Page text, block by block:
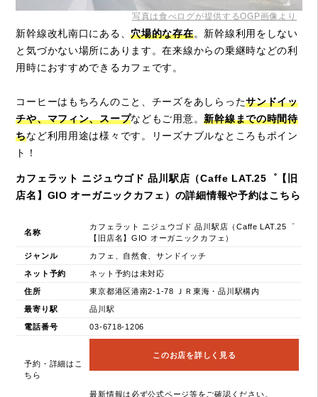
写真は食べログが提供するOGP画像より
新幹線改札南口にある、穴場的な存在。新幹線利用をしない
と気づかない場所にあります。在来線からの乗継時などの利
用時におすすめできるカフェです。
コーヒーはもちろんのこと、チーズをあしらったサンドイッ
チや、マフィン、スープなどもご用意。新幹線までの時間待
ちなど利用用途は様々です。リーズナブルなところもポイン
ト！
カフェラット ニジュウゴド 品川駅店（Caffe LAT.25゜【旧
店名】GIO オーガニックカフェ）の詳細情報や予約はこちら
名称
カフェラット ニジュウゴド 品川駅店（Caffe LAT.25゜
【旧店名】GIO オーガニックカフェ）
ジャンル カフェ、自然食、サンドイッチ
ネット予約 ネット予約は未対応
住所 東京都港区港南2-1-78 ＪＲ東海・品川駅構内
最寄り駅 品川駅
電話番号 03-6718-1206
予約・詳細はこ
ちら
このお店を詳しく見る
最新情報は必ず公式ページ等をご確認ください。